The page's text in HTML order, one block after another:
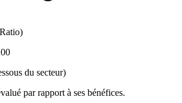
du secteur)
par rapport à ses bénéfices.